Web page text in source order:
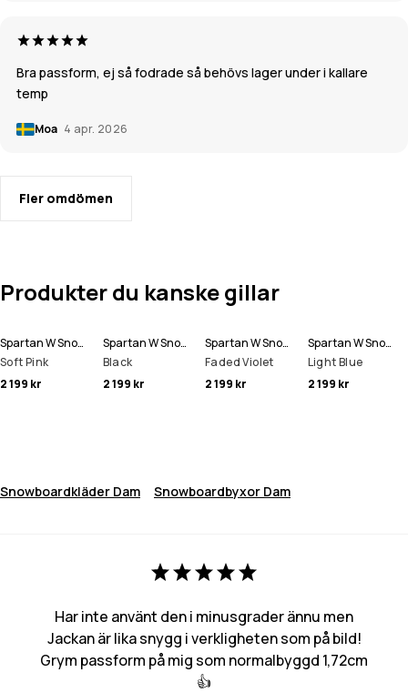
Bra passform, ej så fodrade så behövs lager under i kallare
temp
Moa 4 apr. 2026
Fler omdömen
Produkter du kanske gillar
Spartan W Snowboardjacka Kvinna
Soft Pink
2 199 kr
Spartan W Snowboardjacka Kvinna
Black
2 199 kr
Spartan W Snowboardjacka Kvinna
Faded Violet
2 199 kr
Spartan W Snowboardjacka Kvinna
Light Blue
2 199 kr
Snowboardkläder Dam Snowboardbyxor Dam
Har inte använt den i minusgrader ännu men
Jackan är lika snygg i verkligheten som på bild!
Grym passform på mig som normalbyggd 1,72cm
👍